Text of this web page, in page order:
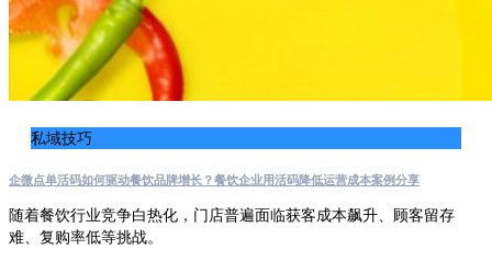
私域技巧
企微点单活码如何驱动餐饮品牌增长？餐饮企业用活码降低运营成本案例分享
随着餐饮行业竞争白热化，门店普遍面临获客成本飙升、顾客留存
难、复购率低等挑战。